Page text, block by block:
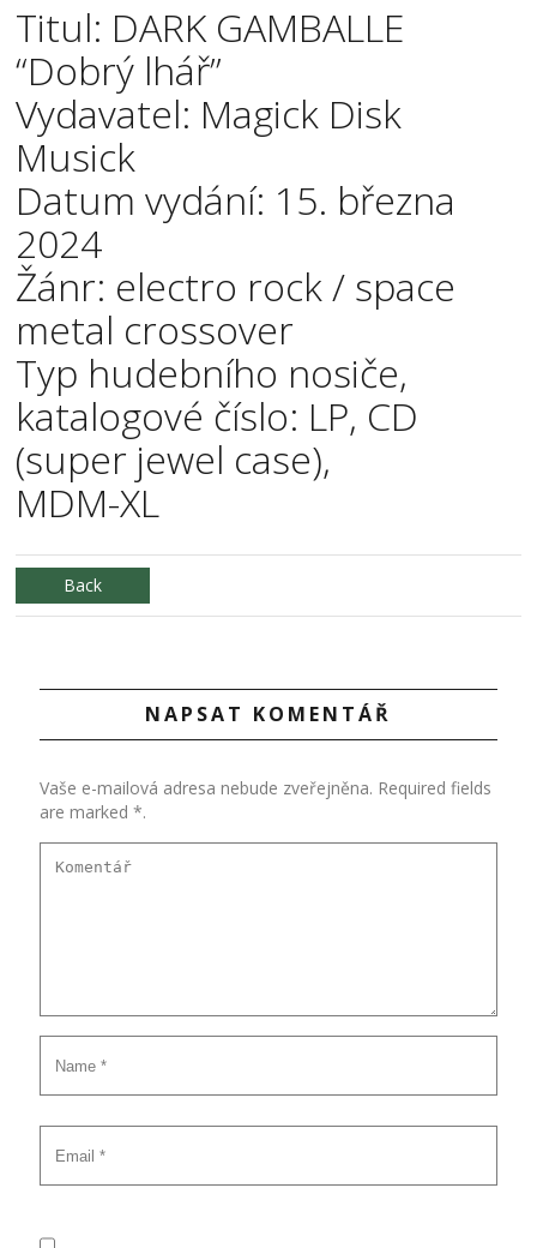
Titul: DARK GAMBALLE
“Dobrý lhář”
Vydavatel: Magick Disk
Musick
Datum vydání: 15. března
2024
Žánr: electro rock / space
metal crossover
Typ hudebního nosiče,
katalogové číslo: LP, CD
(super jewel case),
MDM-XL
Back
NAPSAT KOMENTÁŘ
Vaše e-mailová adresa nebude zveřejněna. Required fields
are marked *.